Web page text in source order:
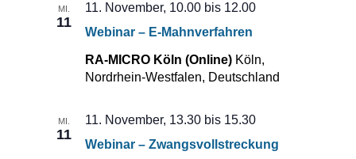
MI.
11
Webinar – E-Mahnverfahren
11. November, 10.00 bis 12.00
RA-MICRO Köln (Online) Köln,
Nordrhein-Westfalen, Deutschland
MI.
11
Webinar – Zwangsvollstreckung
11. November, 13.30 bis 15.30